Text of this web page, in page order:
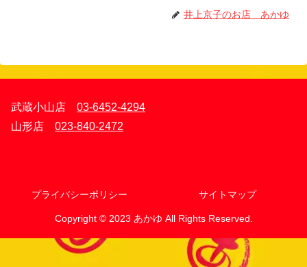
井上京子のお店 あかゆ
武蔵小山店 03-6452-4294
山形店 023-840-2472
プライバシーポリシー サイトマップ
Copyright © 2023 あかゆ All Rights Reserved.